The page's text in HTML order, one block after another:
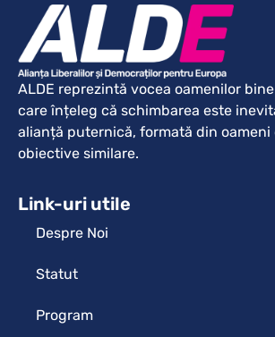
ALDE reprezintă vocea oamenilor
care înțeleg că schimbarea este
alianță puternică, formată din oameni
obiective similare.
Link-uri utile
Despre Noi
Statut
Program